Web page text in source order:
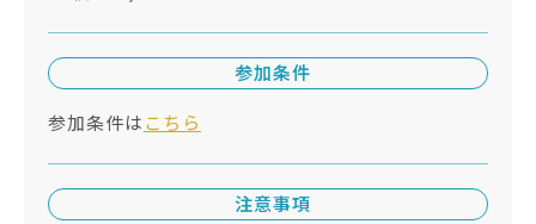
参加条件
参加条件は こちら
注意事項